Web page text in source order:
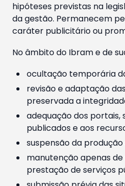
hipóteses previstas na
da gestão. Permanecem
caráter publicitário ou
No âmbito do Ibram e de
ocultação temporária
revisão e adaptação
preservada a
adequação dos portais,
publicados e aos
suspensão da
manutenção apenas
prestação de serviços